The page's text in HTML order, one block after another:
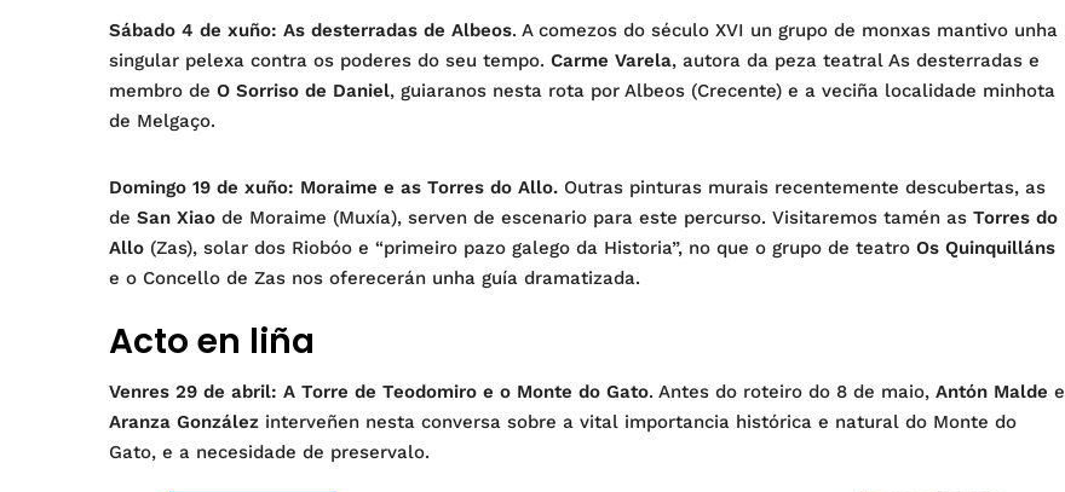
Sábado 4 de xuño: As desterradas de Albeos. A comezos do século XVI un grupo de monxas mantivo unha
singular pelexa contra os poderes do seu tempo. Carme Varela, autora da peza teatral As desterradas e
membro de O Sorriso de Daniel, guiaranos nesta rota por Albeos (Crecente) e a veciña localidade minhota
de Melgaço.
Domingo 19 de xuño: Moraime e as Torres do Allo. Outras pinturas murais recentemente descubertas, as
de San Xiao de Moraime (Muxía), serven de escenario para este percurso. Visitaremos tamén as Torres do
Allo (Zas), solar dos Riobóo e “primeiro pazo galego da Historia”, no que o grupo de teatro Os Quinquilláns
e o Concello de Zas nos oferecerán unha guía dramatizada.
Acto en liña
Venres 29 de abril: A Torre de Teodomiro e o Monte do Gato. Antes do roteiro do 8 de maio, Antón Malde e
Aranza González interveñen nesta conversa sobre a vital importancia histórica e natural do Monte do
Gato, e a necesidade de preservalo.